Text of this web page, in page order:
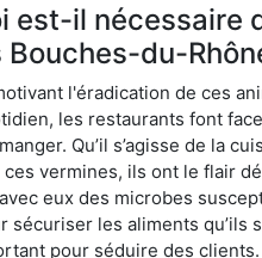
est-il nécessaire
Bouches-du-
l'éradication de ces
les restaurants font
Qu’il s’agisse de la
vermines, ils ont le flair
eux des microbes
sécuriser les aliments qu’ils
pour séduire des clients.